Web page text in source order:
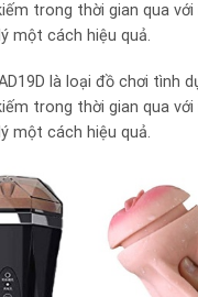
trong thời gian qua
một cách hiệu quả.
là loại đồ chơi tình
trong thời gian qua
một cách hiệu quả.